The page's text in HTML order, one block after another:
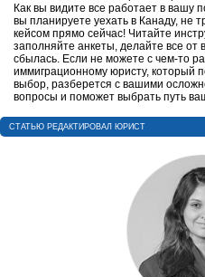
Как вы видите все работает в вашу
вы планируете уехать в Канаду, не
кейсом прямо сейчас! Читайте
заполняйте анкеты, делайте все
сбылась. Если не можете с чем-то
иммиграционному юристу, который
выбор, разберется с вашими
вопросы и поможет выбрать путь
CТАТЬЮ РЕДАКТИРОВАЛ ЮРИСТ